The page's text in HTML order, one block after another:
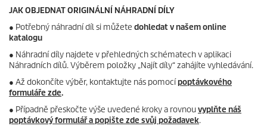
JAK OBJEDNAT ORIGINÁLNÍ NÁHRADNÍ DÍLY
● Potřebný náhradní díl si můžete dohledat v našem online
katalogu
● Náhradní díly najdete v přehledných schématech v aplikaci
Náhradních dílů. Výběrem položky „Najít díly“ zahájíte vyhledávání.
● Až dokončíte výběr, kontaktujte nás pomocípoptávkového
formuláře zde.
● Případně přeskočte výše uvedené kroky a rovnouvyplňte náš
poptávkový formulář a popište zde svůj požadavek.